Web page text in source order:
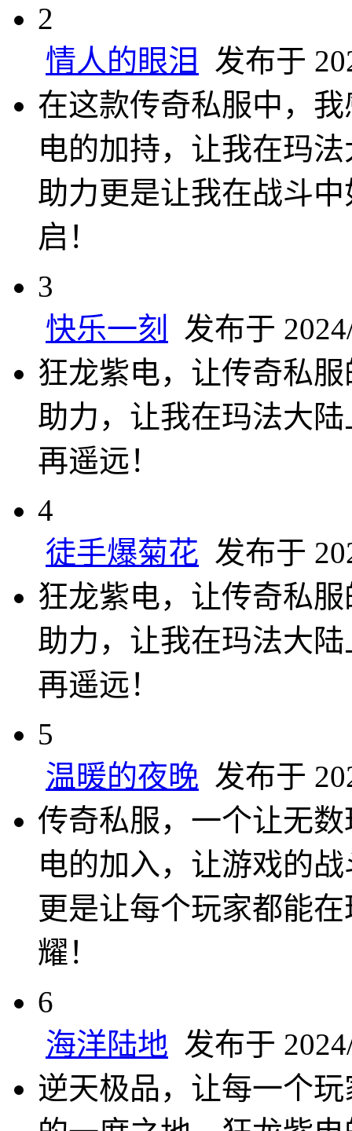
2
情人的眼泪
发布于
在这款传奇私服中，
电的加持，让我在玛
助力更是让我在战斗
启！
3
快乐一刻
发布于
狂龙紫电，让传奇私
助力，让我在玛法大
再遥远！
4
徒手爆菊花 发布于
狂龙紫电，让传奇私
助力，让我在玛法大
再遥远！
5
温暖的夜晚 发布于
传奇私服，一个让无
电的加入，让游戏的
更是让每个玩家都能
耀！
6
海洋陆地 发布于
逆天极品，让每一个